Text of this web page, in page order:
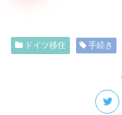
ドイツ移住 手続き